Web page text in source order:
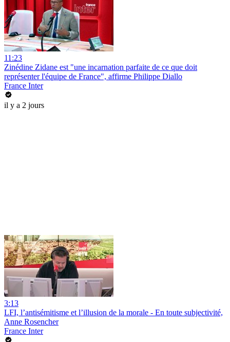
11:23
Zinédine Zidane est "une incarnation parfaite de ce que doit
représenter l'équipe de France", affirme Philippe Diallo
France Inter
il y a 2 jours
3:13
LFI, l’antisémitisme et l’illusion de la morale - En toute subjectivité,
Anne Rosencher
France Inter